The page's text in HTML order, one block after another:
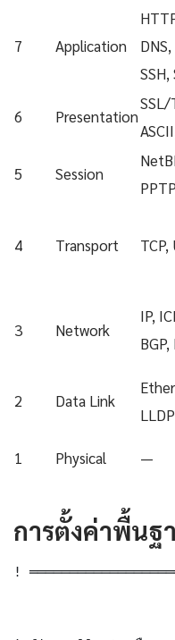
7 Application
SSH,
6 Presentation
SSL/
5 Session
PPTP
4 Transport TCP,
3 Network
IP,
BGP,
2 Data Link
LLDP
1 Physical —
การตั้งค่าพื้นฐ
!